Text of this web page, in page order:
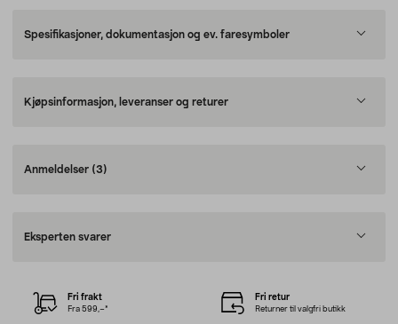
Spesifikasjoner, dokumentasjon og ev. faresymboler
Kjøpsinformasjon, leveranser og returer
Anmeldelser (3)
Eksperten svarer
Fri frakt
Fra 599,–*
Fri retur
Returner til valgfri butikk